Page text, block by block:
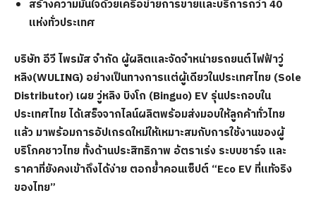
สร้างความมั่นใจด้วยเครือข่ายการขายและบริการกว่า 40
แห่งทั่วประเทศ
บริษัท อีวี ไพรมัส จำกัด ผู้ผลิตและจัดจำหน่ายรถยนต์ไฟฟ้าวู่
หลิง(WULING) อย่างเป็นทางการแต่ผู้เดียวในประเทศไทย (Sole
Distributor) เผย วู่หลิง บิงโก (Binguo) EV รุ่นประกอบใน
ประเทศไทย ได้เสร็จจากไลน์ผลิตพร้อมส่งมอบให้ลูกค้าทั่วไทย
แล้ว มาพร้อมการอัปเกรดใหม่ให้เหมาะสมกับการใช้งานของผู้
บริโภคชาวไทย ทั้งด้านประสิทธิภาพ อ้ตราเร่ง ระบบชาร์จ และ
ราคาที่ยังคงเข้าถึงได้ง่าย ตอกย้ำคอนเซ็ปต์ “Eco EV ที่แท้จริง
ของไทย”